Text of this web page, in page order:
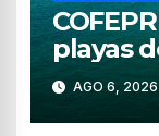
playas
para
AGO 6, 2026